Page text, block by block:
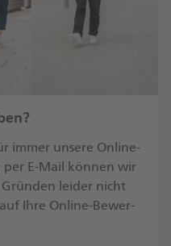
im­mer un­se­re On­line-
per E-Mail kön­nen wir
lei­der nicht
Ih­re On­line-Be­wer­